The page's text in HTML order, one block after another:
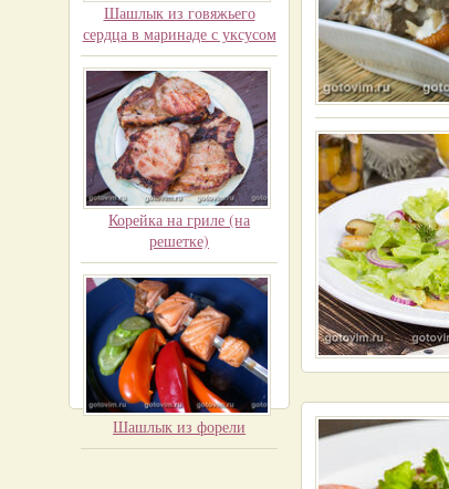
Шашлык из говяжьего
сердца в маринаде с уксусом
Корейка на гриле (на
решетке)
Шашлык из форели